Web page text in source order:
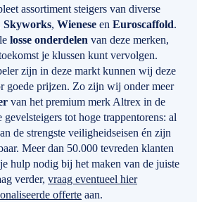
assortiment steigers van diverse
Skyworks, Wienese en Euroscaffold.
losse onderdelen van deze merken,
je klussen kunt vervolgen.
zijn in deze markt kunnen wij deze
goede prijzen. Zo zijn wij onder meer
van het premium merk Altrex in de
tot hoge trappentorens: al
de strengste veiligheidseisen én zijn
Meer dan 50.000 tevreden klanten
hulp nodig bij het maken van de juiste
verder, vraag eventueel hier
offerte aan.